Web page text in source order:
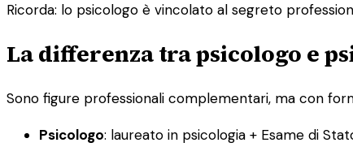
Ricorda: lo psicologo è vincolato al segreto
La differenza tra psicologo e
Sono figure professionali complementari, ma con
Psicologo: laureato in psicologia + Esame di